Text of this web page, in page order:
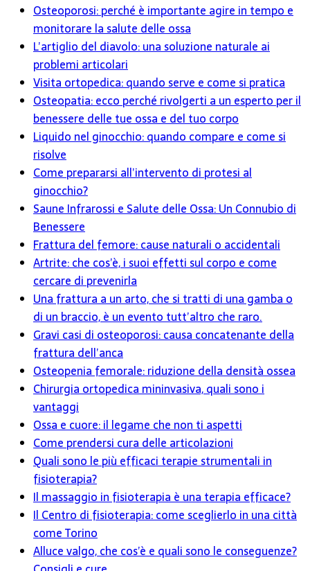
Osteoporosi: perché è importante agire in tempo e
monitorare la salute delle ossa
L’artiglio del diavolo: una soluzione naturale ai
problemi articolari
Visita ortopedica: quando serve e come si pratica
Osteopatia: ecco perché rivolgerti a un esperto per il
benessere delle tue ossa e del tuo corpo
Liquido nel ginocchio: quando compare e come si
risolve
Come prepararsi all’intervento di protesi al
ginocchio?
Saune Infrarossi e Salute delle Ossa: Un Connubio di
Benessere
Frattura del femore: cause naturali o accidentali
Artrite: che cos’è, i suoi effetti sul corpo e come
cercare di prevenirla
Una frattura a un arto, che si tratti di una gamba o
di un braccio, è un evento tutt’altro che raro.
Gravi casi di osteoporosi: causa concatenante della
frattura dell’anca
Osteopenia femorale: riduzione della densità ossea
Chirurgia ortopedica mininvasiva, quali sono i
vantaggi
Ossa e cuore: il legame che non ti aspetti
Come prendersi cura delle articolazioni
Quali sono le più efficaci terapie strumentali in
fisioterapia?
Il massaggio in fisioterapia è una terapia efficace?
Il Centro di fisioterapia: come sceglierlo in una città
come Torino
Alluce valgo, che cos’è e quali sono le conseguenze?